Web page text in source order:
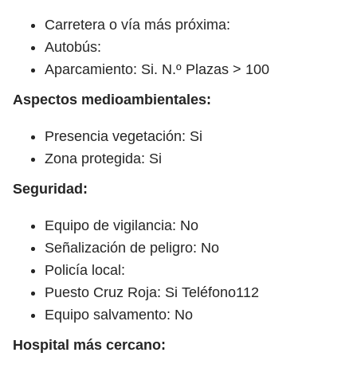
Carretera o vía más próxima:
Autobús:
Aparcamiento: Si. N.º Plazas > 100
Aspectos medioambientales:
Presencia vegetación: Si
Zona protegida: Si
Seguridad:
Equipo de vigilancia: No
Señalización de peligro: No
Policía local:
Puesto Cruz Roja: Si Teléfono112
Equipo salvamento: No
Hospital más cercano: